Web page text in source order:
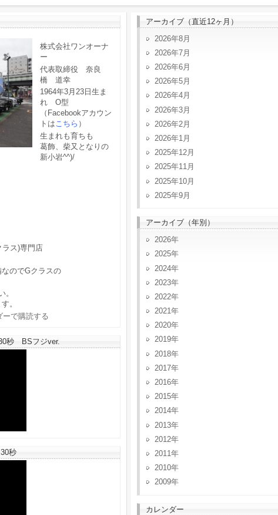
株式会社ワンオーナ
ー
代表取締役 奈良
橋 道幸
1964年3月23日生ま
れ O型
（Facebookアカウン
トはこちら ）
生まれも育ちも
葛飾、柴又となりの
新小岩^^)/
ラス)専門店
のでGクラスの
。
。
秒 BSフジver.
秒
アーカイブ（直近12ヶ月）
2026年8月
2026年7月
2026年6月
2026年5月
2026年4月
2026年3月
2026年2月
2026年1月
2025年12月
2025年11月
2025年10月
2025年9月
アーカイブ（年別）
2026
2025
2024
2023
2022
2021
2020
2019
2018
2017
2016
2015
2014
2013
2012
2011
2010
2009
カレンダー